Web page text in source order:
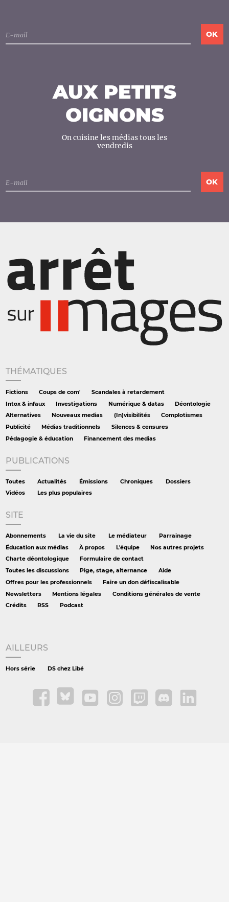
AUX PETITS
OIGNONS
On cuisine les médias tous les
vendredis
THÉMATIQUES
Fictions Coups de com'
Scandales à retardement
Intox & infaux
Investigations Numérique & datas
Déontologie
Alternatives
Nouveaux medias (In)visibilités
Complotismes
Publicité
Médias traditionnels
Silences & censures
Pédagogie & éducation
Financement des medias
PUBLICATIONS
Toutes Actualités Émissions Chroniques
Dossiers
Vidéos
Les plus populaires
SITE
Abonnements La vie du site Le médiateur
Parrainage
Éducation aux médias
À propos L'équipe
Nos autres projets
Charte déontologique
Formulaire de contact
Toutes les discussions
Pige, stage, alternance
Aide
Offres pour les professionnels
Faire un don défiscalisable
Newsletters
Mentions légales
Conditions générales de vente
Crédits
RSS Podcast
AILLEURS
Hors série DS chez Libé